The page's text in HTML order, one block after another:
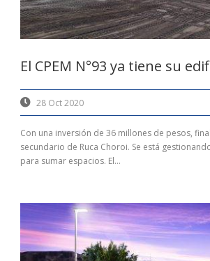
El CPEM N°93 ya tiene su
28 Oct 2020
Con una inversión de 36 millones de pesos,
secundario de Ruca Choroi. Se está
para sumar espacios. El...